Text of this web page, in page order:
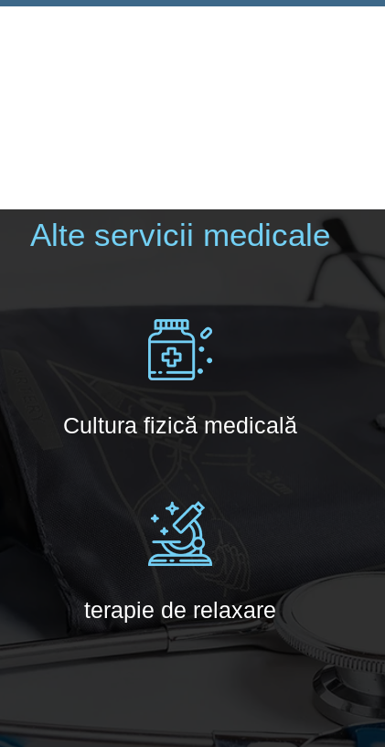
Alte servicii medicale
Cultura fizică medicală
terapie de relaxare